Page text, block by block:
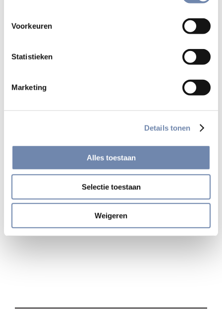
Voorkeuren
Statistieken
Marketing
Details tonen
Alles toestaan
Selectie toestaan
Weigeren
Fernand Van Neste sj, Geloven in Jezus Christus, Halewijn,
Klikhiervoor een boekbespreking.
Klikhierom dit boek online te bestellen.
Bekijk alle uitgaven